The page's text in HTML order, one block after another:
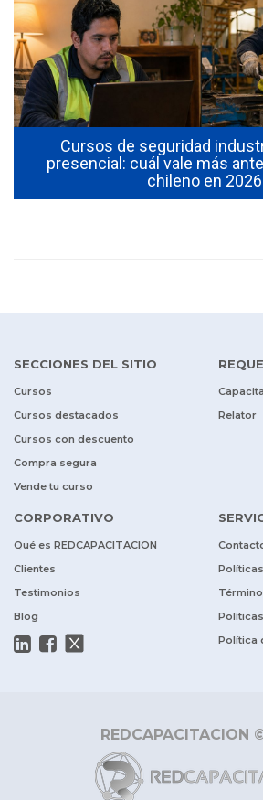
Cursos de seguridad
presencial: cuál vale más
chileno en 2026
SECCIONES DEL SITIO
Cursos
Cursos destacados
Cursos con descuento
Compra segura
Vende tu curso
Relator
CORPORATIVO
Qué es REDCAPACITACION
Clientes
Testimonios
Blog
Políticas
Política
REDCAPACITACION